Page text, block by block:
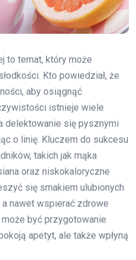
to temat, który może
Kto powiedział, że
aby osiągnąć
istnieje wiele
delektowanie się pysznymi
o linię. Kluczem do sukcesu
takich jak mąka
oraz niskokaloryczne
się smakiem ulubionych
nawet wspierać zdrowe
być przygotowanie
apetyt, ale także wpłyną